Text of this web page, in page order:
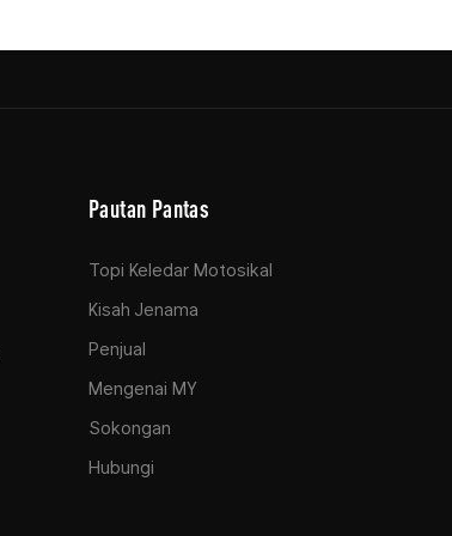
Pautan Pantas
Topi Keledar Motosikal
Kisah Jenama
Penjual
Mengenai MY
Sokongan
Hubungi